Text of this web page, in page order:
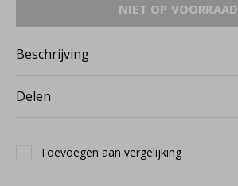
NIET OP VOORRAAD
Beschrijving
Delen
Toevoegen aan vergelijking